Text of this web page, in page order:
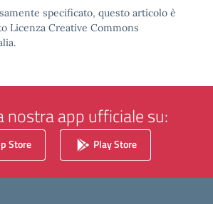
specificato, questo articolo è
Licenza Creative Commons
nostra app ufficiale su:
Store Play Store